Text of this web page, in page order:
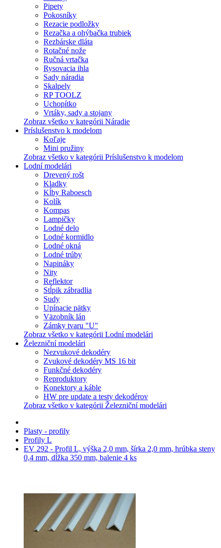
Pipety
Pokosníky
Rezacie podložky
Rezačka a ohýbačka trubiek
Rezbárske dláta
Rotačné nože
Ručná vrtačka
Rysovacia ihla
Sady náradia
Skalpely
RP TOOLZ
Uchopítko
Vrtáky, sady a stojany
Zobraz všetko v kategórii Náradie
Príslušenstvo k modelom
Koľaje
Mini pružiny
Zobraz všetko v kategórii Príslušenstvo k modelom
Lodní modelári
Drevený rošt
Kladky
Kĺby Raboesch
Kolík
Kompas
Lampičky
Lodné delo
Lodné kormidlo
Lodné okná
Lodné trúby
Napináky
Nity
Reflektor
Stĺpik zábradlia
Sudy
Upínacie pätky
Väzobník lán
Zámky tvaru "U"
Zobraz všetko v kategórii Lodní modelári
Železniční modelári
Nezvukové dekodéry
Zvukové dekodéry MS 16 bit
Funkčné dekodéry
Reproduktory
Konektory a káble
HW pre update a testy dekodérov
Zobraz všetko v kategórii Železniční modelári
Plasty - profily
Profily L
EV 292 - Profil L, výška 2,0 mm, šírka 2,0 mm, hrúbka steny
0,4 mm, dĺžka 350 mm, balenie 4 ks